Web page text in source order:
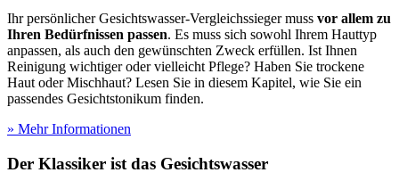
Ihr persönlicher Gesichtswasser-Vergleichssieger muss vor allem zu
Ihren Bedürfnissen passen. Es muss sich sowohl Ihrem Hauttyp
anpassen, als auch den gewünschten Zweck erfüllen. Ist Ihnen
Reinigung wichtiger oder vielleicht Pflege? Haben Sie trockene
Haut oder Mischhaut? Lesen Sie in diesem Kapitel, wie Sie ein
passendes Gesichtstonikum finden.
» Mehr Informationen
Der Klassiker ist das Gesichtswasser